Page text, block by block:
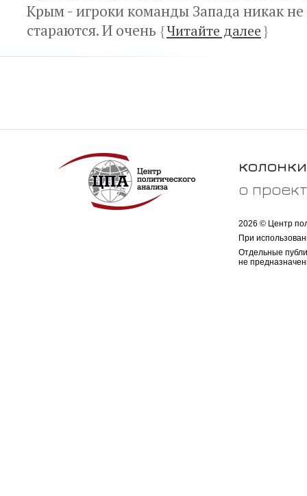
Крым - игроки команды Запада никак не
стараются. И очень {Читайте далее}
колонки
о
2026 © Центр
При
Отдельные
не